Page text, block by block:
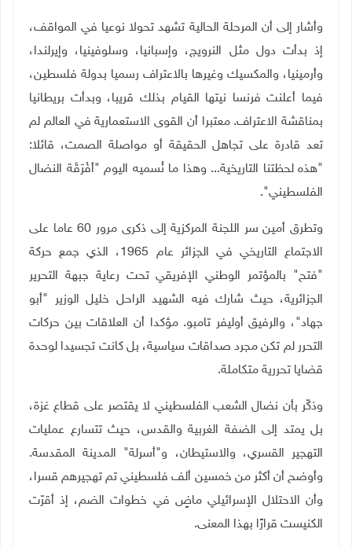
وأشار إلى أن المرحلة الحالية تشهد تحولا نوعيا في المواقف،
إذ بدأت دول مثل النرويج، وإسبانيا، وسلوفينيا، وإيرلندا،
وأرمينيا، والمكسيك وغيرها بالاعتراف رسميا بدولة فلسطين،
فيما أعلنت فرنسا نيتها القيام بذلك قريبا، وبدأت بريطانيا
بمناقشة الاعتراف. معتبرا أن القوى الاستعمارية في العالم لم
تعد قادرة على تجاهل الحقيقة أو مواصلة الصمت، قائلا:
"هذه لحظتنا التاريخية... وهذا ما نُسميه اليوم "أفْرَقَة النضال
الفلسطيني".
وتطرق أمين سر اللجنة المركزية إلى ذكرى مرور 60 عاما على
الاجتماع التاريخي في الجزائر عام 1965، الذي جمع حركة
"فتح" بالمؤتمر الوطني الإفريقي تحت رعاية جبهة التحرير
الجزائرية، حيث شارك فيه الشهيد الراحل خليل الوزير "أبو
جهاد"، والرفيق أوليفر تامبو. مؤكدا أن العلاقات بين حركات
التحرر لم تكن مجرد صداقات سياسية، بل كانت تجسيدا لوحدة
قضايا تحررية متكاملة.
وذكّر بأن نضال الشعب الفلسطيني لا يقتصر على قطاع غزة،
بل يمتد إلى الضفة الغربية والقدس، حيث تتسارع عمليات
التهجير القسري، والاستيطان، و"أسرلة" المدينة المقدسة.
وأوضح أن أكثر من خمسين ألف فلسطيني تم تهجيرهم قسرا،
وأن الاحتلال الإسرائيلي ماضٍ في خطوات الضم، إذ أقرّت
الكنيست قرارًا بهذا المعنى.